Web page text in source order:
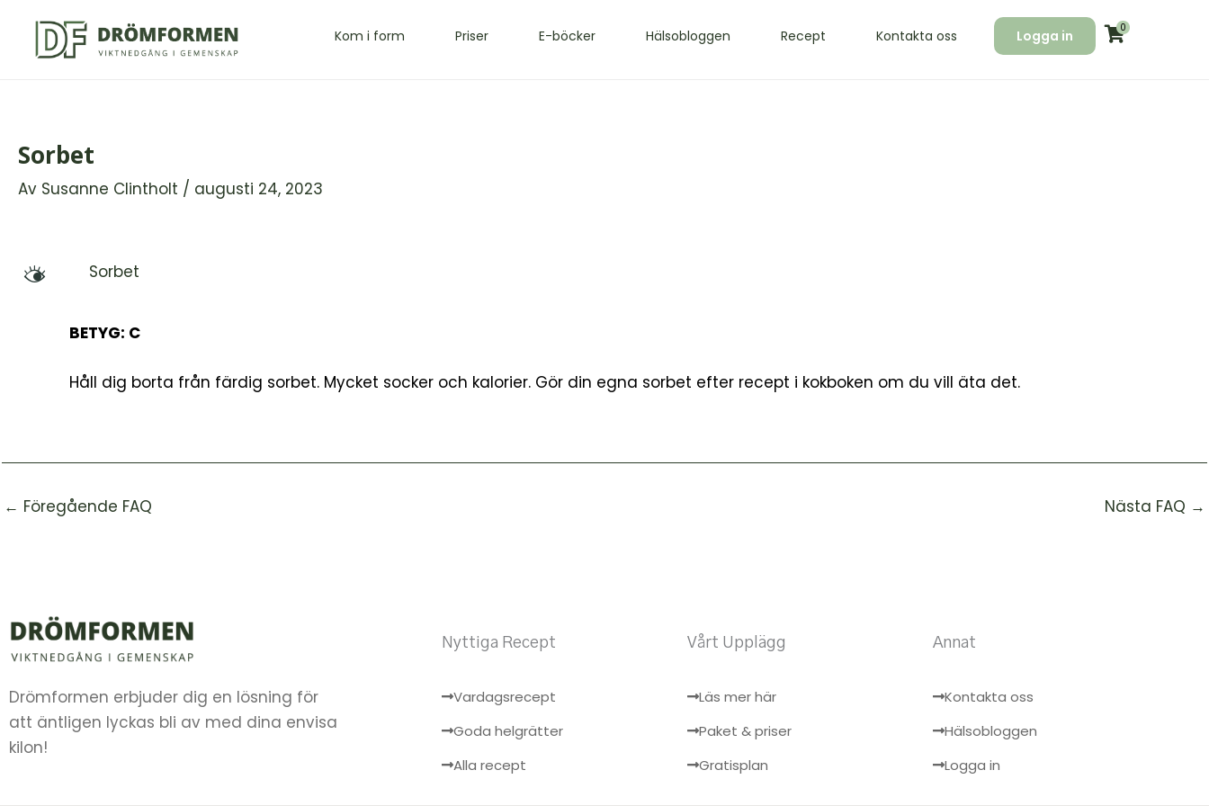
innehåll
Kom i form Priser E-böcker Hälsobloggen Recept Kontakta oss Logga in 0
Sorbet
Av Susanne Clintholt / augusti 24, 2023
M Sorbet
BETYG: C
Håll dig borta från färdig sorbet. Mycket socker och kalorier. Gör din egna sorbet efter recept i kokboken om du vill äta det.
← Föregående FAQ Nästa FAQ →
Drömformen erbjuder dig en lösning för
att äntligen lyckas bli av med dina envisa
kilon!
Nyttiga Recept
Vardagsrecept
Goda helgrätter
Alla recept
Vårt Upplägg
Läs mer här
Paket & priser
Gratisplan
Annat
Kontakta oss
Hälsobloggen
Logga in